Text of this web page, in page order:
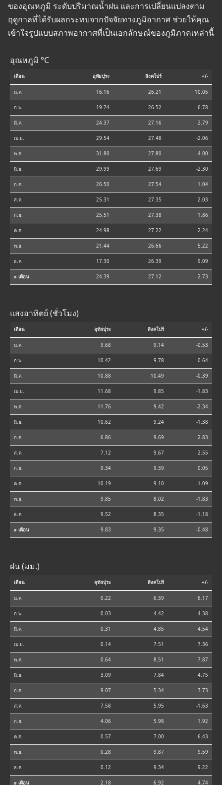
ของอุณหภูมิ ระดับปริมาณน้ำฝน และการเปลี่ยนแปลงตาม
ฤดูกาลที่ได้รับผลกระทบจากปัจจัยทางภูมิอากาศ ช่วยให้คุณ
เข้าใจรูปแบบสภาพอากาศที่เป็นเอกลักษณ์ของภูมิภาคเหล่านี้
อุณหภูมิ °C
เดือน อุทัยปุระ สิงคโปร์ +/-
ม.ค. 16.16 26.21 10.05
ก.พ. 19.74 26.52 6.78
มี.ค. 24.37 27.16 2.79
เม.ย. 29.54 27.48 -2.06
พ.ค. 31.80 27.80 -4.00
มิ.ย. 29.99 27.69 -2.30
ก.ค. 26.50 27.54 1.04
ส.ค. 25.31 27.35 2.03
ก.ย. 25.51 27.38 1.86
ต.ค. 24.98 27.22 2.24
พ.ย. 21.44 26.66 5.22
ธ.ค. 17.30 26.39 9.09
⌀ เดือน 24.39 27.12 2.73
แสงอาทิตย์ (ชั่วโมง)
เดือน อุทัยปุระ สิงคโปร์ +/-
ม.ค. 9.68 9.14 -0.53
ก.พ. 10.42 9.78 -0.64
มี.ค. 10.88 10.49 -0.39
เม.ย. 11.68 9.85 -1.83
พ.ค. 11.76 9.42 -2.34
มิ.ย. 10.62 9.24 -1.38
ก.ค. 6.86 9.69 2.83
ส.ค. 7.12 9.67 2.55
ก.ย. 9.34 9.39 0.05
ต.ค. 10.19 9.10 -1.09
พ.ย. 9.85 8.02 -1.83
ธ.ค. 9.52 8.35 -1.18
⌀ เดือน 9.83 9.35 -0.48
ฝน (มม.)
เดือน อุทัยปุระ สิงคโปร์ +/-
ม.ค. 0.22 6.39 6.17
ก.พ. 0.03 4.42 4.38
มี.ค. 0.31 4.85 4.54
เม.ย. 0.14 7.51 7.36
พ.ค. 0.64 8.51 7.87
มิ.ย. 3.09 7.84 4.75
ก.ค. 9.07 5.34 -3.73
ส.ค. 7.58 5.95 -1.63
ก.ย. 4.06 5.98 1.92
ต.ค. 0.57 7.00 6.43
พ.ย. 0.28 9.87 9.59
ธ.ค. 0.12 9.34 9.22
⌀ เดือน 2.18 6.92 4.74